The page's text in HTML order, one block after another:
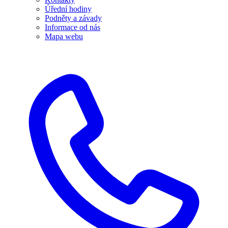
Úřední hodiny
Podněty a závady
Informace od nás
Mapa webu